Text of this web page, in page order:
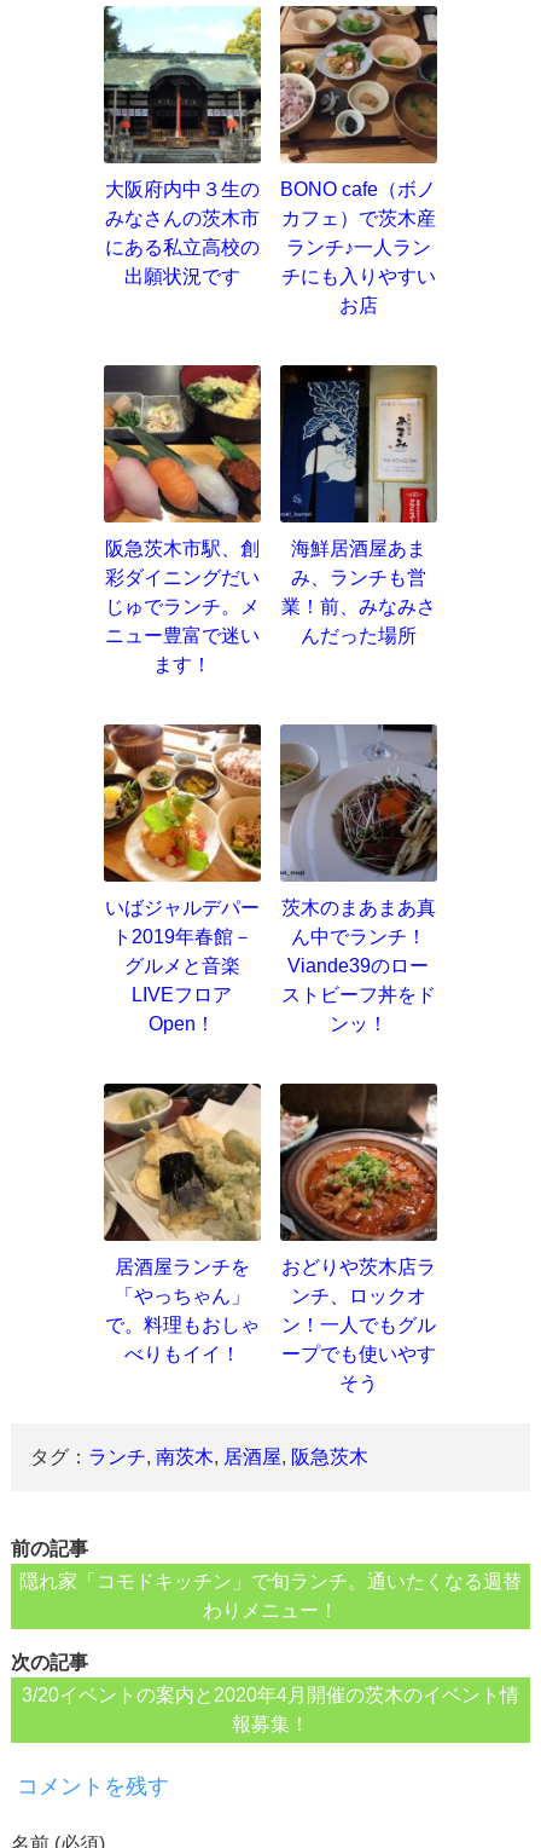
大阪府内中３生の
みなさんの茨木市
にある私立高校の
出願状況です
BONO cafe（ボノ
カフェ）で茨木産
ランチ♪一人ラン
チにも入りやすい
お店
阪急茨木市駅、創
彩ダイニングだい
じゅでランチ。メ
ニュー豊富で迷い
ます！
海鮮居酒屋あま
み、ランチも営
業！前、みなみさ
んだった場所
いばジャルデパー
ト2019年春館－
グルメと音楽
LIVEフロア
Open！
茨木のまあまあ真
ん中でランチ！
Viande39のロー
ストビーフ丼をド
ンッ！
居酒屋ランチを
「やっちゃん」
で。料理もおしゃ
べりもイイ！
おどりや茨木店ラ
ンチ、ロックオ
ン！一人でもグル
ープでも使いやす
そう
タグ： ランチ,南茨木, 居酒屋, 阪急茨木
前の記事
隠れ家「コモドキッチン」で旬ランチ。通いたくなる週替
わりメニュー！
次の記事
3/20イベントの案内と2020年4月開催の茨木のイベント情
報募集！
コメントを残す